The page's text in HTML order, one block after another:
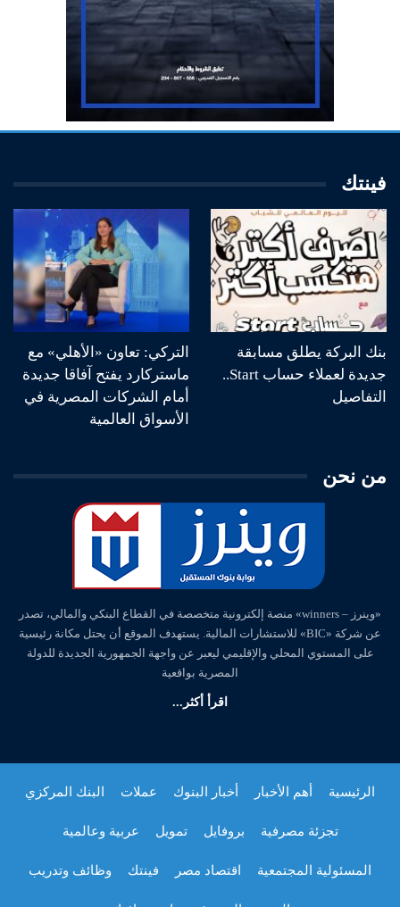
فينتك
بنك البركة يطلق مسابقة
جديدة لعملاء حساب Start..
التفاصيل
التركي: تعاون «الأهلي» مع
ماستركارد يفتح آفاقا جديدة
أمام الشركات المصرية في
الأسواق العالمية
من نحن
«وينرز – winners» منصة إلكترونية متخصصة في القطاع البنكي والمالي، تصدر
عن شركة «BIC» للاستشارات المالية. يستهدف الموقع أن يحتل مكانة رئيسية
على المستوي المحلي والإقليمي ليعبر عن واجهة الجمهورية الجديدة للدولة
المصرية بواقعية
اقرأ أكثر...
الرئيسية أهم الأخبار أخبار البنوك عملات البنك المركزي
تجزئة مصرفية بروفايل تمويل عربية وعالمية
المسئولية المجتمعية اقتصاد مصر فينتك وظائف وتدريب